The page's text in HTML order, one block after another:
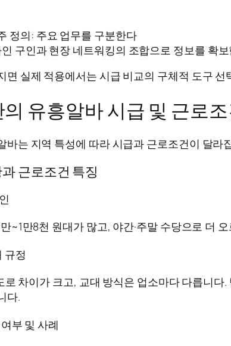
정의: 주요 업무를 구분한다
구인과 현장 네트워킹의 조합으로 정보를 확
면 실제 적용에서는 시급 비교의 구체적 도구
유흥알바 시급 및 근로
바는 지역 특성에 따라 시급과 근로조건이 달
근로조건 특징
~1만8천 원대가 많고, 야간·주말 수당으로 더
규정
로 차이가 크고, 교대 방식은 업소마다 다릅니
다.
부 및 사례